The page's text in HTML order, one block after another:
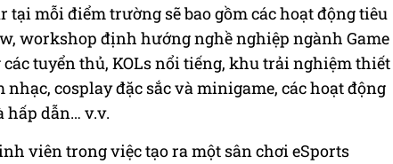
mỗi điểm trường sẽ bao gồm các hoạt động tiêu
workshop định hướng nghề nghiệp ngành Game
các tuyển thủ, KOLs nổi tiếng, khu trải nghiệm thiết
cosplay đặc sắc và minigame, các hoạt động
hấp dẫn… v.v.
viên trong việc tạo ra một sân chơi eSports